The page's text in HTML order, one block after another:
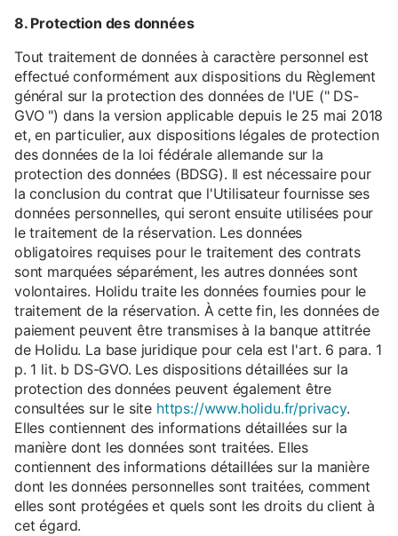
8. Protection des données
Tout traitement de données à caractère personnel est
effectué conformément aux dispositions du Règlement
général sur la protection des données de l'UE (" DS-
GVO ") dans la version applicable depuis le 25 mai 2018
et, en particulier, aux dispositions légales de protection
des données de la loi fédérale allemande sur la
protection des données (BDSG). Il est nécessaire pour
la conclusion du contrat que l'Utilisateur fournisse ses
données personnelles, qui seront ensuite utilisées pour
le traitement de la réservation. Les données
obligatoires requises pour le traitement des contrats
sont marquées séparément, les autres données sont
volontaires. Holidu traite les données fournies pour le
traitement de la réservation. À cette fin, les données de
paiement peuvent être transmises à la banque attitrée
de Holidu. La base juridique pour cela est l'art. 6 para. 1
p. 1 lit. b DS-GVO. Les dispositions détaillées sur la
protection des données peuvent également être
consultées sur le site https://www.holidu.fr/privacy.
Elles contiennent des informations détaillées sur la
manière dont les données sont traitées. Elles
contiennent des informations détaillées sur la manière
dont les données personnelles sont traitées, comment
elles sont protégées et quels sont les droits du client à
cet égard.